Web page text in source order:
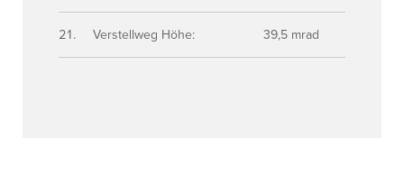
Verstellweg Höhe: 39,5 mrad